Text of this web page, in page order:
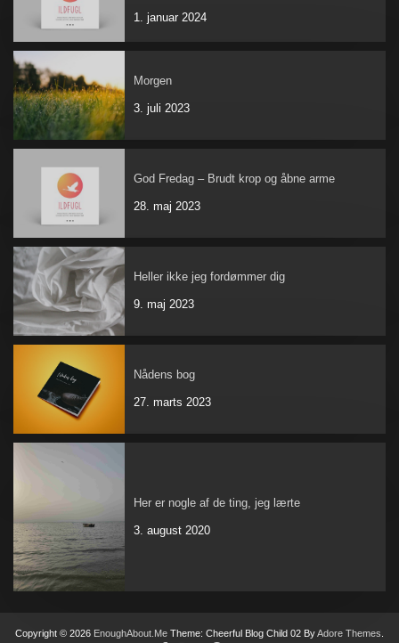
1. januar 2024
Morgen
3. juli 2023
God Fredag – Brudt krop og åbne arme
28. maj 2023
Heller ikke jeg fordømmer dig
9. maj 2023
Nådens bog
27. marts 2023
Her er nogle af de ting, jeg lærte
3. august 2020
Copyright © 2026 EnoughAbout.Me Theme: Cheerful Blog Child 02 ByAdore Themes.